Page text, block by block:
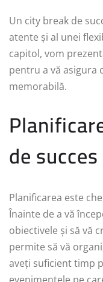
Un city break de
atente și al unei
capitol, vom
pentru a vă asigura
memorabilă.
de succes
Planificarea este
Înainte de a vă
obiectivele și să vă
permite să vă
aveți suficient timp